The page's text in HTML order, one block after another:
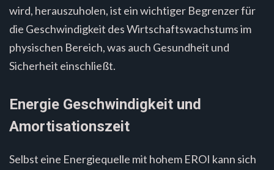
wird, herauszuholen, ist ein wichtiger Begrenzer für
die Geschwindigkeit des Wirtschaftswachstums im
physischen Bereich, was auch Gesundheit und
Sicherheit einschließt.
Energie Geschwindigkeit und
Amortisationszeit
Selbst eine Energiequelle mit hohem EROI kann sich